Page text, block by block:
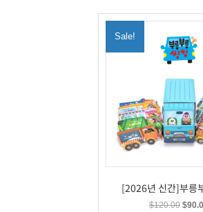
Sale!
[2026년 신간]부릉
$120.00 $